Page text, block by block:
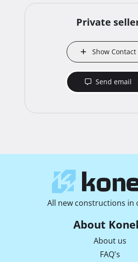
Private
Show Contact
Send email
All new constructions in
About
About us
FAQ's